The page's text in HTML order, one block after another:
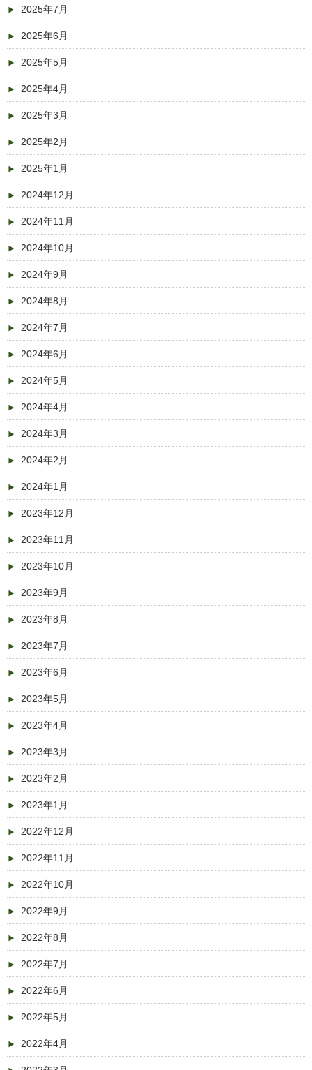
2025年7月
2025年6月
2025年5月
2025年4月
2025年3月
2025年2月
2025年1月
2024年12月
2024年11月
2024年10月
2024年9月
2024年8月
2024年7月
2024年6月
2024年5月
2024年4月
2024年3月
2024年2月
2024年1月
2023年12月
2023年11月
2023年10月
2023年9月
2023年8月
2023年7月
2023年6月
2023年5月
2023年4月
2023年3月
2023年2月
2023年1月
2022年12月
2022年11月
2022年10月
2022年9月
2022年8月
2022年7月
2022年6月
2022年5月
2022年4月